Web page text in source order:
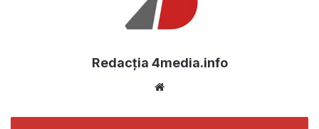
Redacția 4media.info